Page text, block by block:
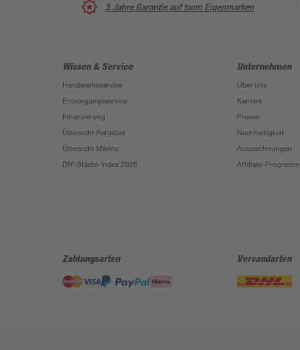
5 Jahre Garantie auf toom Eigenmarken
Wissen & Service
Handwerksservice
Entsorgungsservice
Finanzierung
Übersicht Ratgeber
Übersicht Märkte
DIY-Städte-Index 2026
Unternehmen
Über uns
Karriere
Presse
Nachhaltigkeit
Auszeichnungen
Affiliate-Programm
Zahlungsarten Versandarten